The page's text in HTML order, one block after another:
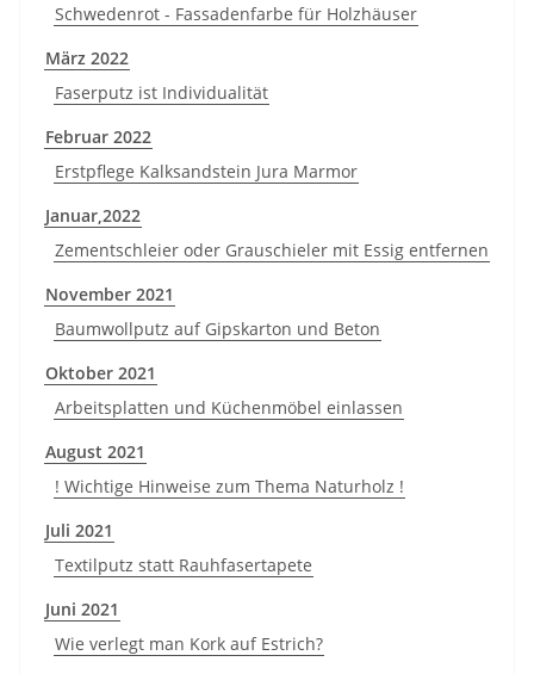
Schwedenrot - Fassadenfarbe für Holzhäuser
März 2022
Faserputz ist Individualität
Februar 2022
Erstpflege Kalksandstein Jura Marmor
Januar,2022
Zementschleier oder Grauschieler mit Essig entfernen
November 2021
Baumwollputz auf Gipskarton und Beton
Oktober 2021
Arbeitsplatten und Küchenmöbel einlassen
August 2021
! Wichtige Hinweise zum Thema Naturholz !
Juli 2021
Textilputz statt Rauhfasertapete
Juni 2021
Wie verlegt man Kork auf Estrich?